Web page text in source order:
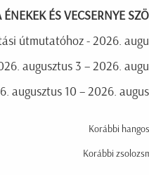
ÉS VECSERNYE
útmutatóhoz - 2026.
augusztus 3 – 2026.
augusztus 10 – 2026.
Korábbi
Korábbi